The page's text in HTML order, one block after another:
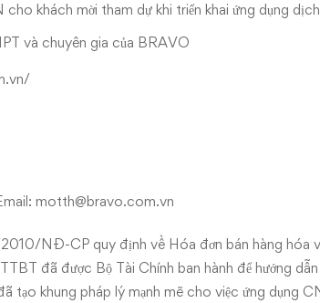
khách mời tham dự khi triển khai ứng dụng
và chuyên gia của BRAVO
motth@bravo.com.vn
NĐ-CP quy định về Hóa đơn bán hàng hóa
đã được Bộ Tài Chính ban hành để hướng dẫn
tạo khung pháp lý mạnh mẽ cho việc ứng dụng